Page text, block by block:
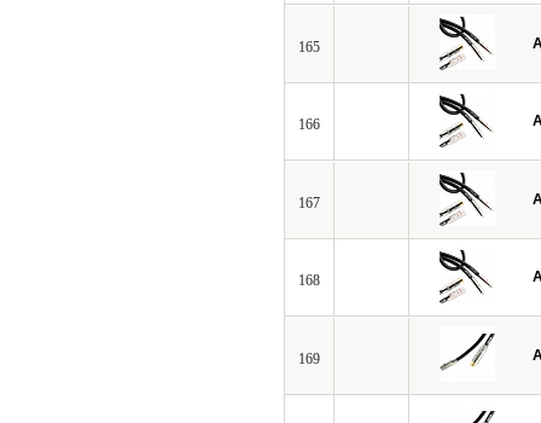
165
166
167
168
169